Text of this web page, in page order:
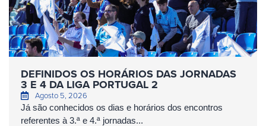
DEFINIDOS OS HORÁRIOS DAS JORNADAS
3 E 4 DA LIGA PORTUGAL 2
Agosto 5, 2026
Já são conhecidos os dias e horários dos encontros
referentes à 3.ª e 4.ª jornadas...